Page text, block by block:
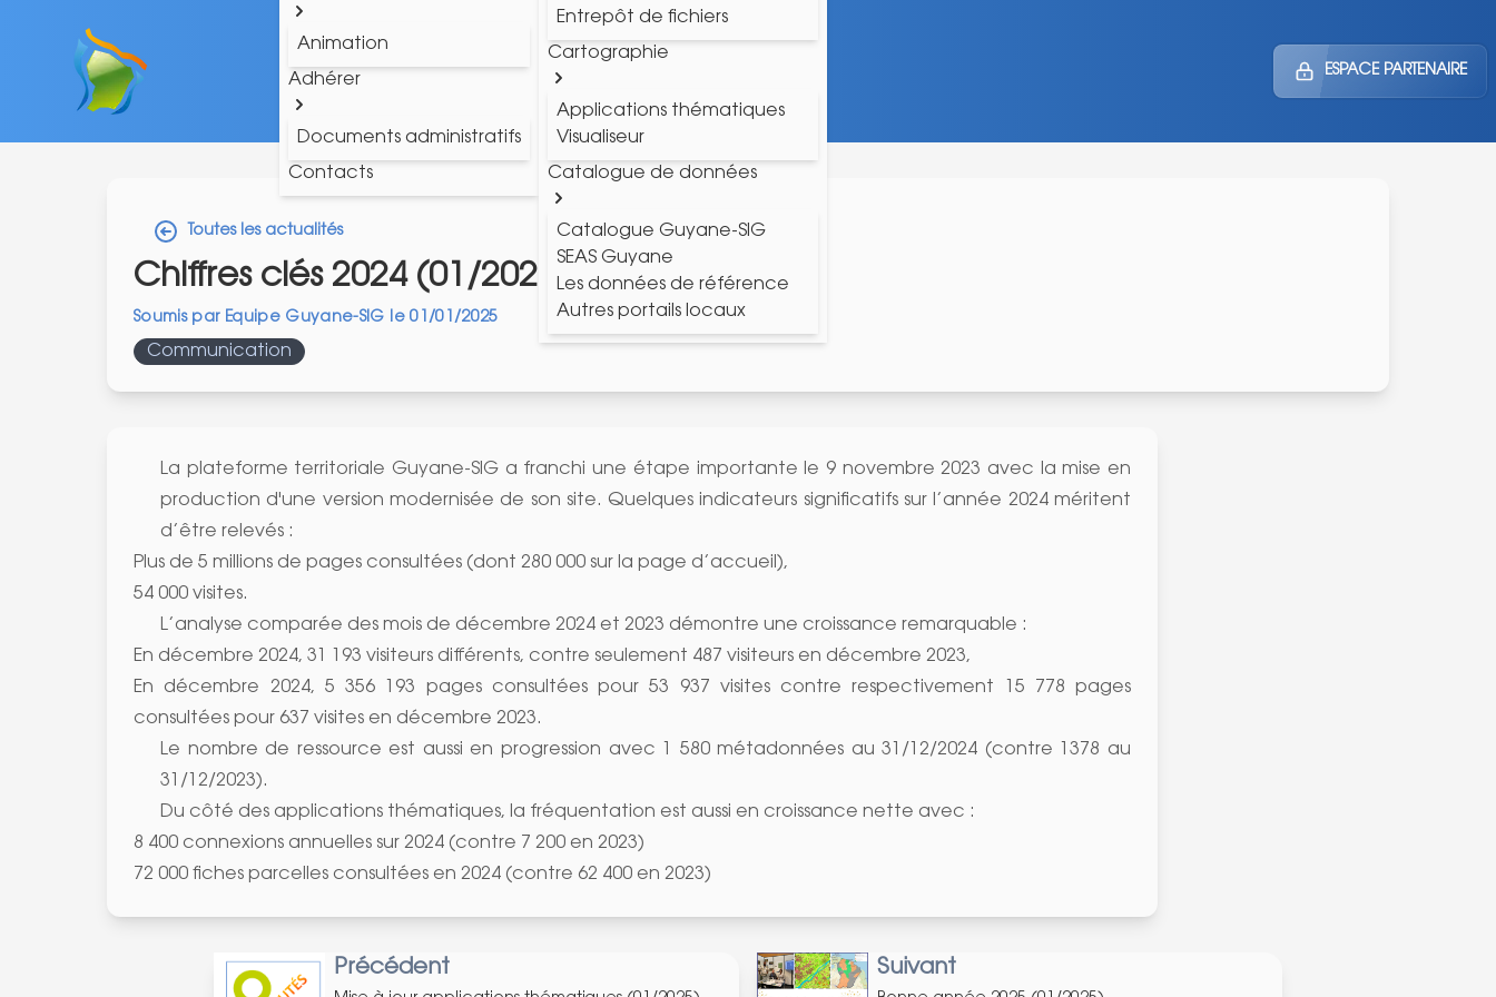
Animation
Adhérer
Documents administratifs
Contacts
Entrepôt de fichiers
Cartographie
Applications thématiques
Visualiseur
Catalogue de données
Catalogue Guyane-SIG
SEAS Guyane
Les données de référence
Autres portails locaux
ESPACE PARTENAIRE
Toutes les actualités
Chiffres clés 2024 (01/2025)
Soumis par Equipe Guyane-SIG le01/01/2025
Communication
La plateforme territoriale Guyane-SIG a franchi une étape importante le 9 novembre 2023 avec la mise en
production d'une version modernisée de son site. Quelques indicateurs significatifs sur l’année 2024 méritent
d’être relevés :
Plus de 5 millions de pages consultées (dont 280 000 sur la page d’accueil),
54 000 visites.
L’analyse comparée des mois de décembre 2024 et 2023 démontre une croissance remarquable :
En décembre 2024, 31 193 visiteurs différents, contre seulement 487 visiteurs en décembre 2023,
En décembre 2024, 5 356 193 pages consultées pour 53 937 visites contre respectivement 15 778 pages
consultées pour 637 visites en décembre 2023.
Le nombre de ressource est aussi en progression avec 1 580 métadonnées au 31/12/2024 (contre 1378 au
31/12/2023).
Du côté des applications thématiques, la fréquentation est aussi en croissance nette avec :
8 400 connexions annuelles sur 2024 (contre 7 200 en 2023)
72 000 fiches parcelles consultées en 2024 (contre 62 400 en 2023)
Précédent Suivant